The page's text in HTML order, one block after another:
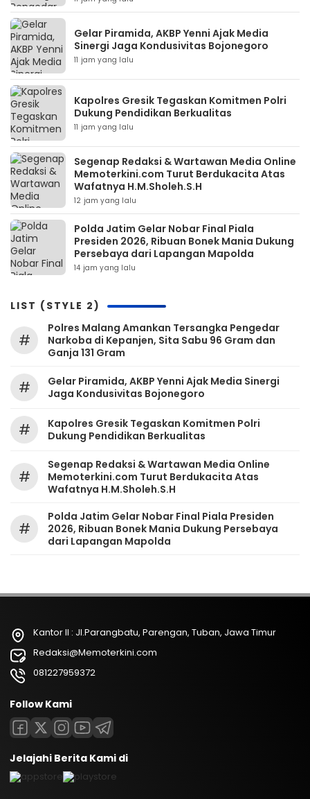
Gelar Piramida, AKBP Yenni Ajak Media
Sinergi Jaga Kondusivitas Bojonegoro
11 jam yang lalu
Kapolres Gresik Tegaskan Komitmen Polri
Dukung Pendidikan Berkualitas
11 jam yang lalu
Segenap Redaksi & Wartawan Media Online
Memoterkini.com Turut Berdukacita Atas
Wafatnya H.M.Sholeh.S.H
12 jam yang lalu
Polda Jatim Gelar Nobar Final Piala
Presiden 2026, Ribuan Bonek Mania Dukung
Persebaya dari Lapangan Mapolda
14 jam yang lalu
LIST (STYLE 2)
#
Polres Malang Amankan Tersangka Pengedar
Narkoba di Kepanjen, Sita Sabu 96 Gram dan
Ganja 131 Gram
#
Gelar Piramida, AKBP Yenni Ajak Media Sinergi
Jaga Kondusivitas Bojonegoro
#
Kapolres Gresik Tegaskan Komitmen Polri
Dukung Pendidikan Berkualitas
#
Segenap Redaksi & Wartawan Media Online
Memoterkini.com Turut Berdukacita Atas
Wafatnya H.M.Sholeh.S.H
#
Polda Jatim Gelar Nobar Final Piala Presiden
2026, Ribuan Bonek Mania Dukung Persebaya
dari Lapangan Mapolda
Kantor II : Jl.Parangbatu, Parengan, Tuban, Jawa Timur
Redaksi@Memoterkini.com
081227959372
Follow Kami
Jelajahi Berita Kami di